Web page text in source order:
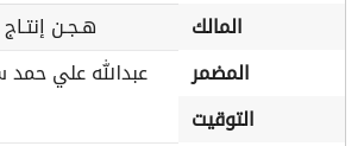
المالك
هـجـن إنتـاج
المضمر
عبدالله علي حمد
التوقيت